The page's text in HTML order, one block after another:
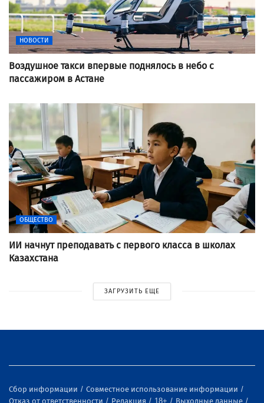
НОВОСТИ
Воздушное такси впервые поднялось в небо с
пассажиром в Астане
ОБЩЕСТВО
ИИ начнут преподавать с первого класса в школах
Казахстана
ЗАГРУЗИТЬ ЕЩЕ
Сбор информации
Совместное использование информации
Отказ от ответственности
Редакция 18+ Выходные данные